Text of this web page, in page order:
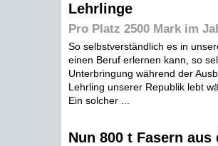
Lehrlinge
Pro Platz 2500 Mark im
So selbstverständlich es in
einen Beruf erlernen kann, so
Unterbringung während der
Lehrling unserer Republik lebt
Ein solcher ...
Nun 800 t Fasern